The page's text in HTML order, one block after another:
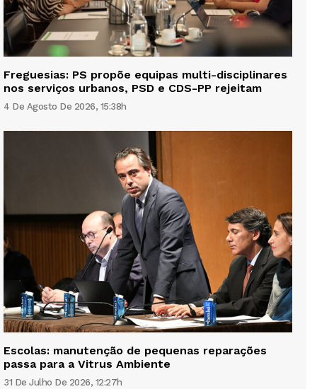
Freguesias: PS propõe equipas multi-disciplinares
nos serviços urbanos, PSD e CDS-PP rejeitam
4 De Agosto De 2026, 15:38h
Escolas: manutenção de pequenas reparações
passa para a Vitrus Ambiente
31 De Julho De 2026, 12:27h